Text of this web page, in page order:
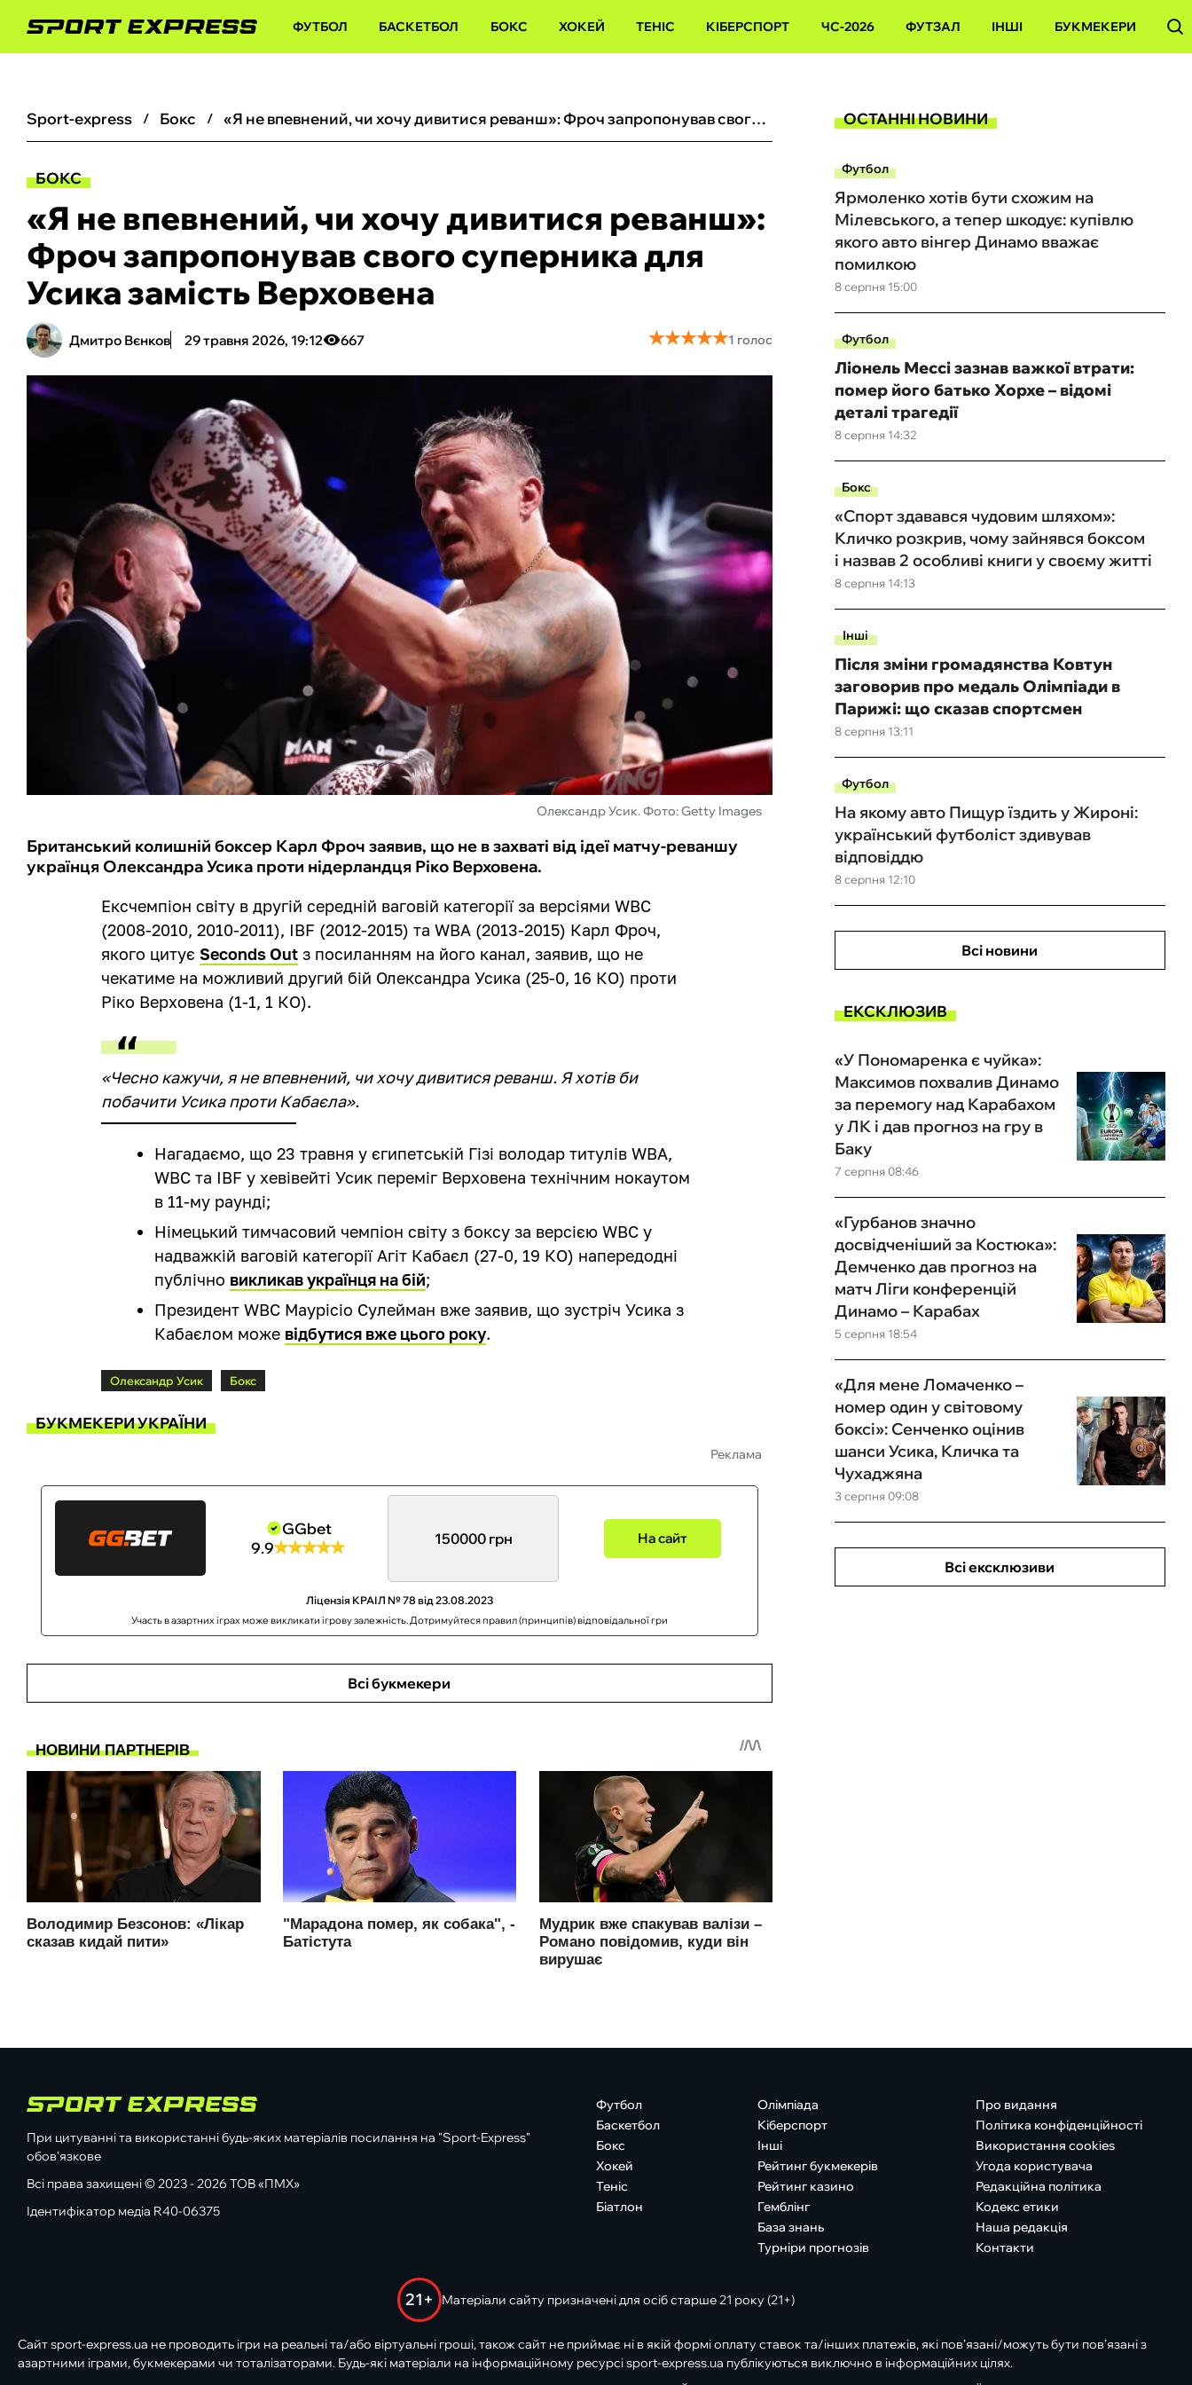
ФУТБОЛ БАСКЕТБОЛ БОКС ХОКЕЙ ТЕНІС КІБЕРСПОРТ ЧС-2026 ФУТЗАЛ ІНШІ БУКМЕКЕРИ
sport-express бокс «Я не впевнений, чи хочу дивитися реванш»: Фроч запропонував свого суперника для Усика замість Верховена
БОКС
«Я не впевнений, чи хочу дивитися реванш»:
Фроч запропонував свого суперника для
Усика замість Верховена
Дмитро Вєнков 29 травня 2026, 19:12 667 ★★★★★
★★★★★1 голос
Олександр Усик. Фото: Getty Images
Британський колишній боксер Карл Фроч заявив, що не в захваті від ідеї матчу-реваншу
українця Олександра Усика проти нідерландця Ріко Верховена.
Ексчемпіон світу в другій середній ваговій категорії за версіями WBC
(2008-2010, 2010-2011), IBF (2012-2015) та WBA (2013-2015) Карл Фроч,
якого цитуєSeconds Out з посиланням на його канал, заявив, що не
чекатиме на можливий другий бій Олександра Усика (25-0, 16 КО) проти
Ріко Верховена (1-1, 1 КО).
«Чесно кажучи, я не впевнений, чи хочу дивитися реванш. Я хотів би
побачити Усика проти Кабаєла».
Нагадаємо, що 23 травня у єгипетській Гізі володар титулів WBA,
WBC та IBF у хевівейті Усик переміг Верховена технічним нокаутом
в 11-му раунді;
Німецький тимчасовий чемпіон світу з боксу за версією WBC у
надважкій ваговій категорії Агіт Кабаєл (27-0, 19 КО) напередодні
публічно викликав українця на бій;
Президент WBC Маурісіо Сулейман вже заявив, що зустріч Усика з
Кабаєлом може відбутися вже цього року.
Олександр Усик Бокс
БУКМЕКЕРИ УКРАЇНИ
Реклама
GGbet
9.9
150000 грн На сайт
Ліцензія КРАІЛ № 78 від 23.08.2023
Участь в азартних іграх може викликати ігрову залежність. Дотримуйтеся правил (принципів) відповідальної гри
Всі букмекери
ОСТАННІ НОВИНИ
Футбол
8 серпня 15:00
Ярмоленко хотів бути схожим на
Мілевського, а тепер шкодує: купівлю
якого авто вінгер Динамо вважає
помилкою
Футбол
8 серпня 14:32
Ліонель Мессі зазнав важкої втрати:
помер його батько Хорхе – відомі
деталі трагедії
Бокс
8 серпня 14:13
«Спорт здавався чудовим шляхом»:
Кличко розкрив, чому зайнявся боксом
і назвав 2 особливі книги у своєму житті
Інші
8 серпня 13:11
Після зміни громадянства Ковтун
заговорив про медаль Олімпіади в
Парижі: що сказав спортсмен
Футбол
8 серпня 12:10
На якому авто Пищур їздить у Жироні:
український футболіст здивував
відповіддю
Всі новини
ЕКСКЛЮЗИВ
7 серпня 08:46
«У Пономаренка є чуйка»:
Максимов похвалив Динамо
за перемогу над Карабахом
у ЛК і дав прогноз на гру в
Баку
5 серпня 18:54
«Гурбанов значно
досвідченіший за Костюка»:
Демченко дав прогноз на
матч Ліги конференцій
Динамо – Карабах
3 серпня 09:08
«Для мене Ломаченко –
номер один у світовому
боксі»: Сенченко оцінив
шанси Усика, Кличка та
Чухаджяна
Всі ексклюзиви
При цитуванні та використанні будь-яких матеріалів посилання на "Sport-Express"
обов'язкове
Всі права захищені © 2023 - 2026 ТОВ «ПМХ»
Ідентифікатор медіа R40-06375
Футбол
Баскетбол
Бокс
Хокей
Теніс
Біатлон
Олімпіада
Кіберспорт
Інші
Рейтинг букмекерів
Рейтинг казино
Гемблінг
База знань
Турніри прогнозів
Про видання
Політика конфіденційності
Використання cookies
Угода користувача
Редакційна політика
Кодекс етики
Наша редакція
Контакти
21+ Матеріали сайту призначені для осіб старше 21 року (21+)
Сайт sport-express.ua не проводить ігри на реальні та/або віртуальні гроші, також сайт не приймає ні в якій формі оплату ставок та/інших платежів, які пов’язані/можуть бути пов’язані з
азартними іграми, букмекерами чи тоталізаторами. Будь-які матеріали на інформаційному ресурсі sport-express.ua публікуються виключно в інформаційних цілях.